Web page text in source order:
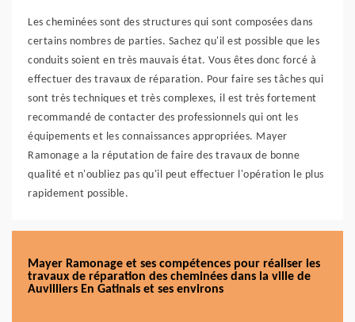
Les cheminées sont des structures qui sont composées dans
certains nombres de parties. Sachez qu'il est possible que les
conduits soient en très mauvais état. Vous êtes donc forcé à
effectuer des travaux de réparation. Pour faire ses tâches qui
sont très techniques et très complexes, il est très fortement
recommandé de contacter des professionnels qui ont les
équipements et les connaissances appropriées. Mayer
Ramonage a la réputation de faire des travaux de bonne
qualité et n'oubliez pas qu'il peut effectuer l'opération le plus
rapidement possible.
Mayer Ramonage et ses compétences pour réaliser les
travaux de réparation des cheminées dans la ville de
Auvilliers En Gatinais et ses environs